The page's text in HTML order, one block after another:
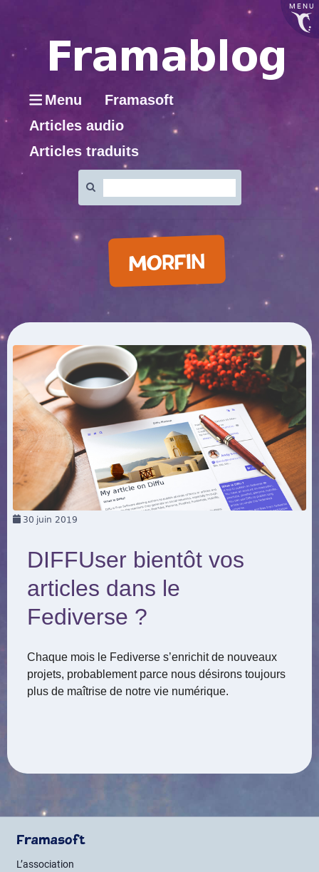
MENU
Menu
Framasoft
Articles audio
Articles traduits
:
MORFIN
30 juin 2019
DIFFUser bientôt vos
articles dans le
Fediverse ?
Chaque mois le Fediverse s’enrichit de nouveaux
projets, probablement parce nous désirons toujours
plus de maîtrise de notre vie numérique.
Framasoft
L’association